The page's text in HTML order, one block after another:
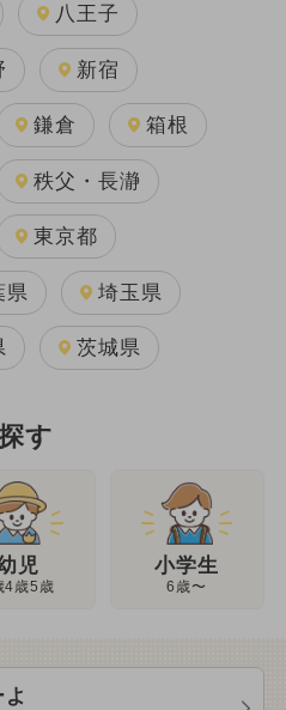
八王子
新宿
鎌倉 箱根
秩父・長瀞
東京都
県 埼玉県
茨城県
す
児
4歳5歳
小学生
6歳〜